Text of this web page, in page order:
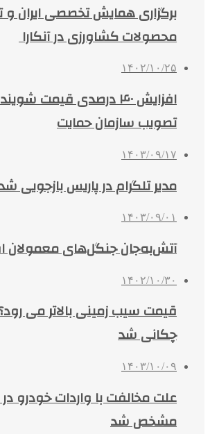
برگزاری همایش تخصصی ایران و
محصولات کشاورزی در آنکارا
۱۴۰۲/۱۰/۲۵
افزایش ۴۰ درصدی قیمت
تصویب سازمان حمایت
۱۴۰۳/۰۹/۱۷
مدیر تلگرام در پاریس بازجویی
۱۴۰۳/۰۹/۰۱
آتش‌به‌جان جنگل‌های معمولان
۱۴۰۲/۱۰/۳۰
قیمت سیب‌ زمینی بالاتر می
چکانی شد
۱۴۰۳/۱۰/۰۹
علت مخالفت با واردات خودرو
مشخص شد